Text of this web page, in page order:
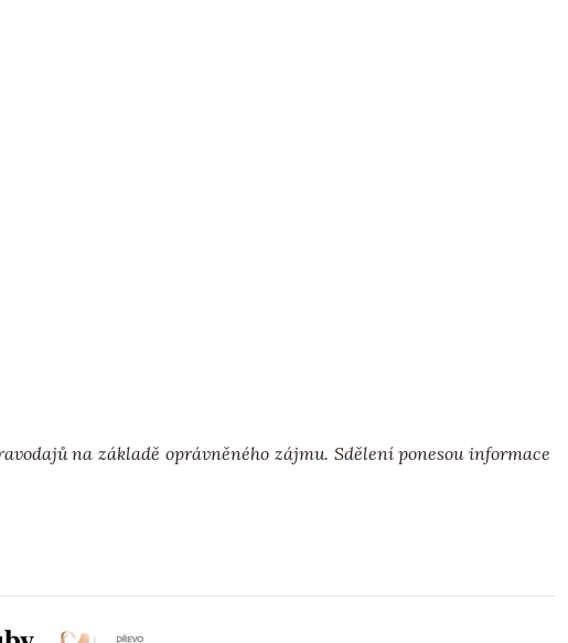
na základě oprávněného zájmu. Sdělení ponesou informace